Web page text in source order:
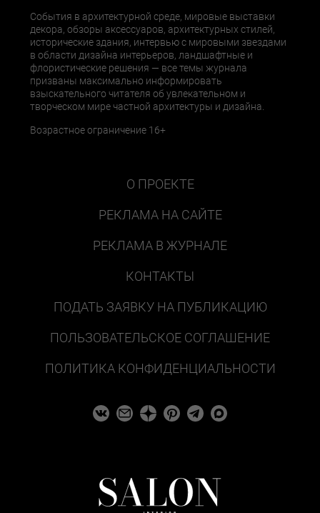
События в архитектурной среде, мировые выставки
декора, обзоры аксессуаров, архитектурных стилей,
исторические здания, интервью с мировыми звездами
в области дизайна интерьеров, ландшафтные и
флористические решения — все темы журнала
призваны максимально информировать
взыскательного читателя об увлекательном и
творческом мире частной архитектуры и дизайна.
Возрастное ограничение 16+
О ПРОЕКТЕ
РЕКЛАМА НА САЙТЕ
РЕКЛАМА В ЖУРНАЛЕ
КОНТАКТЫ
ПОДАТЬ ЗАЯВКУ НА ПУБЛИКАЦИЮ
ПОЛЬЗОВАТЕЛЬСКОЕ СОГЛАШЕНИЕ
ПОЛИТИКА КОНФИДЕНЦИАЛЬНОСТИ